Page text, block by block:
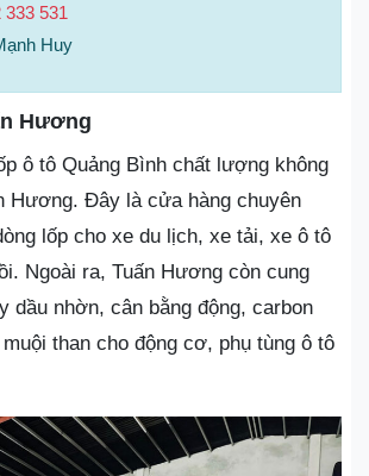
333 531
Huy
Hương
ô tô Quảng Bình chất lượng không
Hương. Đây là cửa hàng chuyên
lốp cho xe du lịch, xe tải, xe ô tô
Ngoài ra, Tuấn Hương còn cung
dầu nhờn, cân bằng động, carbon
than cho động cơ, phụ tùng ô tô